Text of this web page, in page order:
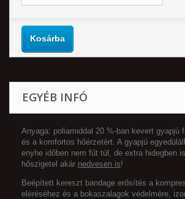
Kosárba
EGYÉB INFÓ
Anyaga: poliamiddal 20 %-ban kevert gyapjú
és a komfortos hőérzetért. A gyapjú
enyhe időben nem fűt túl, de extra hidegben
hőszigetel akár nedvesen is!
Beépített kereszt bandage erősítés a
eléréséhez és a bokaszalagok védelmére,